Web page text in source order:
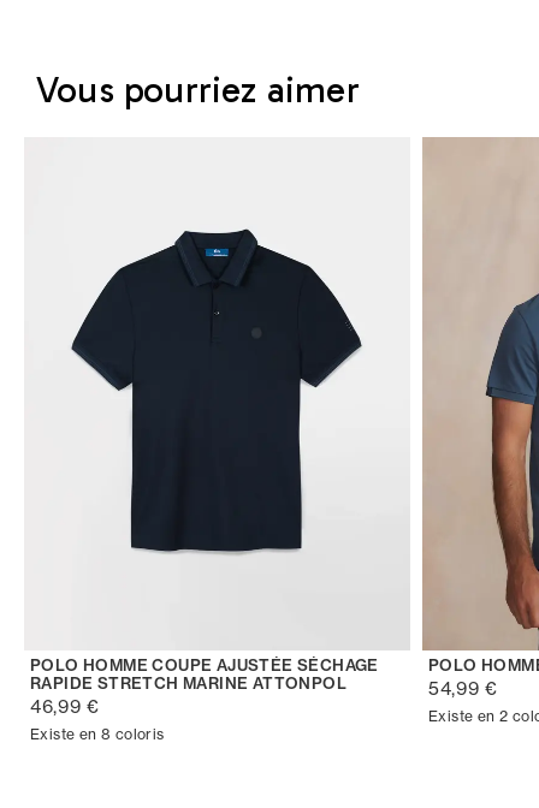
Vous pourriez aimer
POLO HOMME COUPE AJUSTÉE SÉCHAGE
RAPIDE STRETCH MARINE ATTONPOL
46,99 €
Existe en 8 coloris
POLO
54,99 €
Existe en 2